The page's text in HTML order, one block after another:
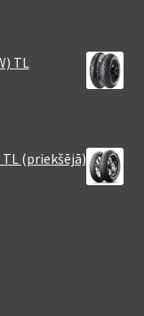
TL
TL (priekšējā)